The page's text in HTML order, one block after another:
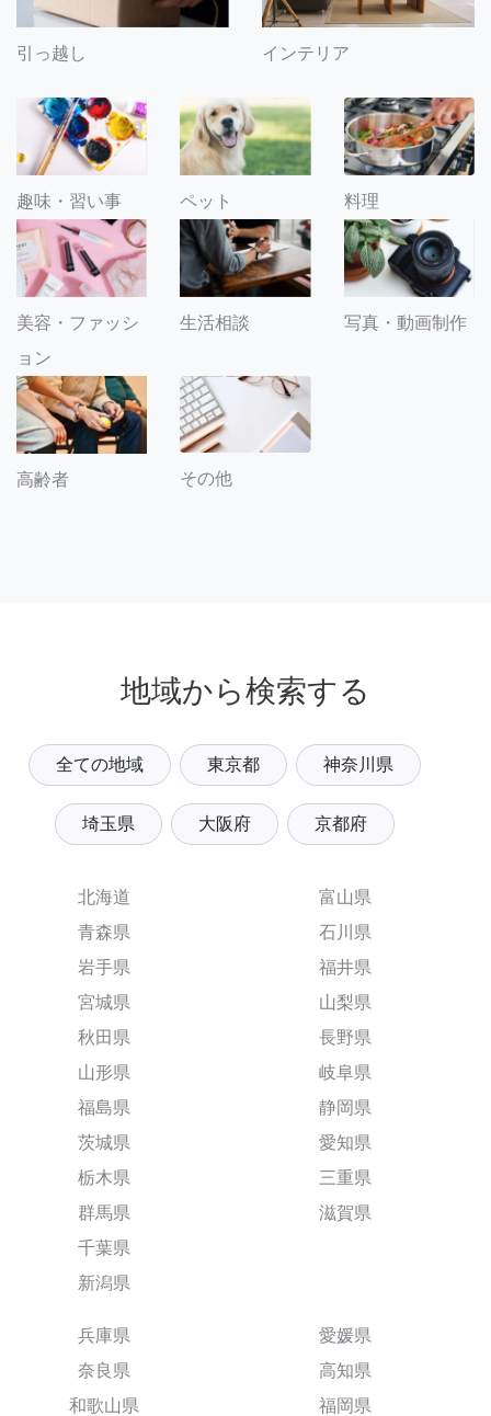
引っ越し インテリア
趣味・習い事 ペット 料理
美容・ファッシ
ョン
生活相談 写真・動画制作
高齢者 その他
地域から検索する
全ての地域 東京都 神奈川県
埼玉県 大阪府 京都府
北海道
青森県
岩手県
宮城県
秋田県
山形県
福島県
茨城県
栃木県
群馬県
千葉県
新潟県
富山県
石川県
福井県
山梨県
長野県
岐阜県
静岡県
愛知県
三重県
滋賀県
兵庫県
奈良県
和歌山県
愛媛県
高知県
福岡県